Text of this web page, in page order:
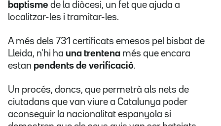
baptisme de la diòcesi, un fet que ajuda a
localitzar-les i tramitar-les.
A més dels 731 certificats emesos pel bisbat de
Lleida, n'hi ha una trentena més que encara
estan pendents de verificació.
Un procés, doncs, que permetrà als nets de
ciutadans que van viure a Catalunya poder
aconseguir la nacionalitat espanyola si